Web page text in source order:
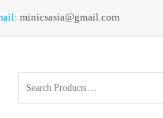
minicsasia@gmail.com